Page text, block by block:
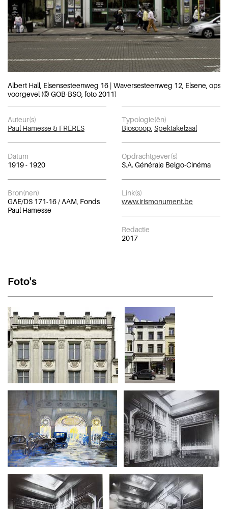
Albert Hall, Elsensesteenweg 16 | Waversesteenweg 12, Elsene,
voorgevel (© GOB-BSO, foto 2011)
Auteur(s)
Paul Hamesse & FRÈRES
Typologie(ën)
Bioscoop Spektakelzaal
Datum
1919 - 1920
Opdrachtgever(s)
S.A. Générale Belgo-Cinéma
Bron(nen)
GAE/DS 171-16 / AAM, Fonds
Paul Hamesse
Link(s)
www.irismonument.be
Redactie
2017
Foto's